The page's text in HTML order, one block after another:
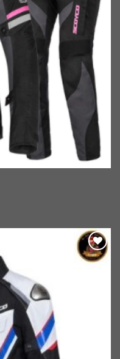
Add to